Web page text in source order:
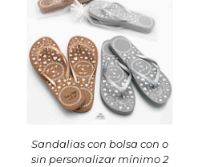
Sandalias con bolsa con o
sin personalizar mínimo 2